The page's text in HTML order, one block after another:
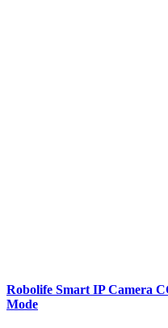
Robolife Smart IP Camera
Mode